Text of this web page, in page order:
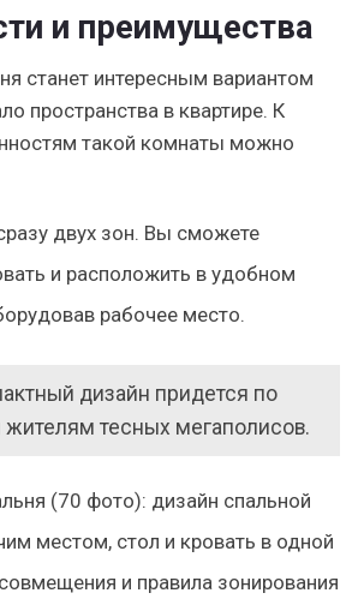
и преимущества
станет интересным вариантом
пространства в квартире. К
такой комнаты можно
двух зон. Вы сможете
и расположить в удобном
рабочее место.
дизайн придется по
жителям тесных мегаполисов.